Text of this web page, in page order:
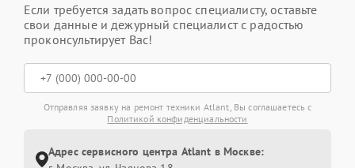
Если требуется задать вопрос специалисту, оставьте
свои данные и дежурный специалист с радостью
проконсультирует Вас!
Отправляя заявку на ремонт техники Atlant, Вы соглашаетесь с
Политикой конфиденциальности
Адрес сервисного центра Atlant в Москве: